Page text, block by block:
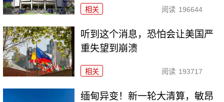
相关 阅读 196644
听到这个消息，恐怕会让美国严
重失望到崩溃
相关 阅读 193717
缅甸异变！新一轮大清算，敏昂